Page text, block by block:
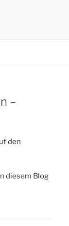
–
den
diesem Blog